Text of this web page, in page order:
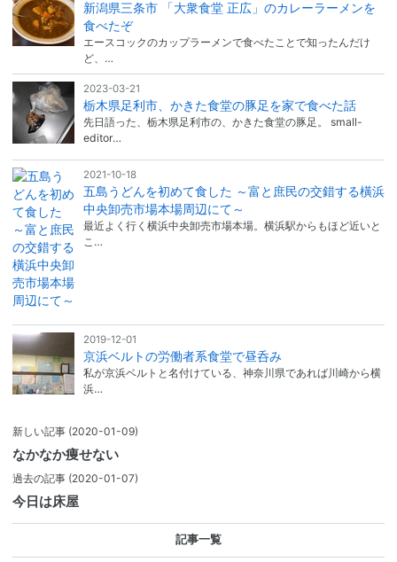
新潟県三条市 「大衆食堂 正広」のカレーラーメンを
食べたぞ
エースコックのカップラーメンで食べたことで知ったんだけ
ど、…
2023-03-21
栃木県足利市、かきた食堂の豚足を家で食べた話
先日語った、栃木県足利市の、かきた食堂の豚足。 small-
editor…
2021-10-18
五島うどんを初めて食した ～富と庶民の交錯する橫浜
中央卸売市場本場周辺にて～
最近よく行く横浜中央卸売市場本場。横浜駅からもほど近いと
こ…
2019-12-01
京浜ベルトの労働者系食堂で昼呑み
私が京浜ベルトと名付けている、神奈川県であれば川崎から横
浜…
新しい記事 (2020-01-09)
なかなか痩せない
過去の記事 (2020-01-07)
今日は床屋
記事一覧